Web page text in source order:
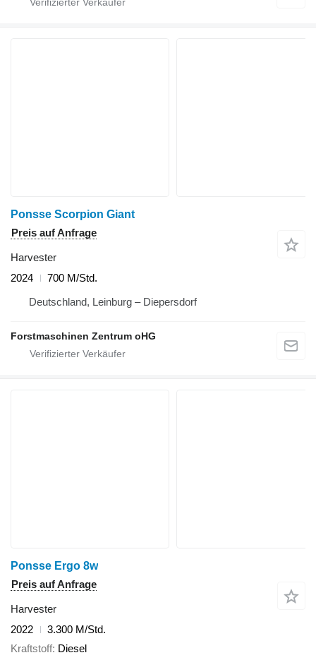
Ponsse Scorpion Giant
Preis auf Anfrage
Harvester
2024
700 M/Std.
Deutschland, Leinburg – Diepersdorf
Forstmaschinen Zentrum oHG
Ponsse Ergo 8w
Preis auf Anfrage
Harvester
2022
3.300 M/Std.
Kraftstoff Diesel